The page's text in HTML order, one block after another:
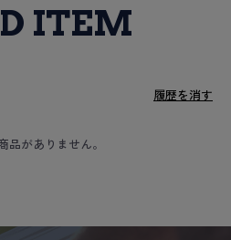
ITEM
履歴を消す
品がありません。